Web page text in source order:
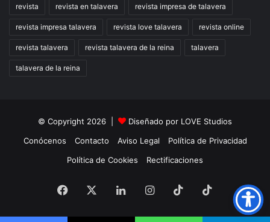
revista revista en talavera revista impresa de talavera
revista impresa talavera revista love talavera revista online
revista talavera revista talavera de la reina talavera
talavera de la reina
© Copyright 2026 | Diseñado por LOVE Studios
Conócenos
Contacto Aviso Legal
Política de Privacidad
Política de Cookies
Rectificaciones
Facebook LinkedInInstagram
TikTok